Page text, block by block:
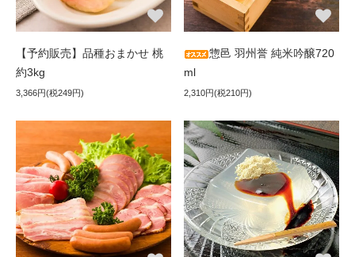
【予約販売】品種おまかせ 桃
約3kg
3,366円(税249円)
惣邑 羽州誉 純米吟醸720
ml
2,310円(税210円)